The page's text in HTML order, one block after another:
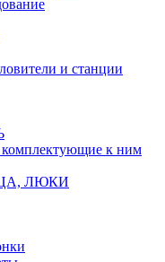
и станции
к ним
ЛЮКИ